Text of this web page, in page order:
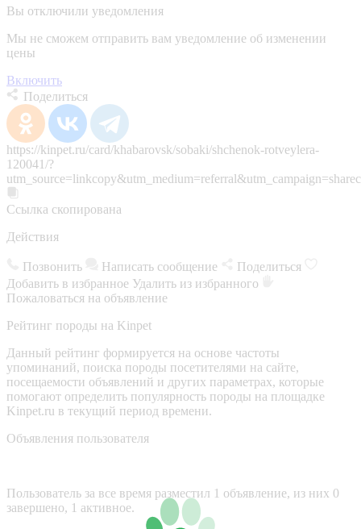
Вы отключили уведомления
Мы не сможем отправить вам уведомление об изменении
цены
Включить
Поделиться
https://kinpet.ru/card/khabarovsk/sobaki/shchenok-rotveylera-
120041/?
Ссылка скопирована
Действия
Позвонить Написать сообщение
Поделиться
Добавить в избранное Удалить из избранного
Пожаловаться на объявление
Рейтинг породы на Kinpet
Данный рейтинг формируется на основе частоты
упоминаний, поиска породы посетителями на сайте,
посещаемости объявлений и других параметрах, которые
помогают определить популярность породы на площадке
Kinpet.ru в текущий период времени.
Объявления пользователя
Пользователь за все время разместил 1 объявление, из них 0
завершено, 1 активное.